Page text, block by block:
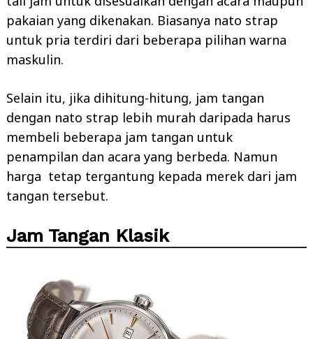
pakaian yang dikenakan. Biasanya nato strap
untuk pria terdiri dari beberapa pilihan warna
maskulin.
Selain itu, jika dihitung-hitung, jam tangan
dengan nato strap lebih murah daripada harus
membeli beberapa jam tangan untuk
penampilan dan acara yang berbeda. Namun
harga tetap tergantung kepada merek dari jam
tangan tersebut.
Jam Tangan Klasik